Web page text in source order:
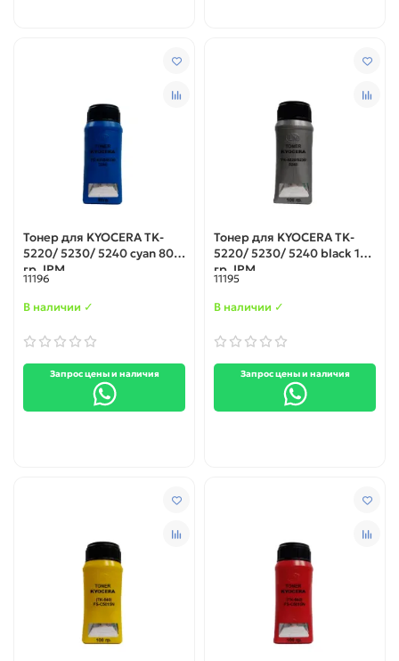
Тонер для KYOCERA TK-
5220/ 5230/ 5240 cyan 80
гр. IPM
11196
В наличии ✓
Запрос цены и наличия
Тонер для KYOCERA TK-
5220/ 5230/ 5240 black 100
гр. IPM
11195
В наличии ✓
Запрос цены и наличия